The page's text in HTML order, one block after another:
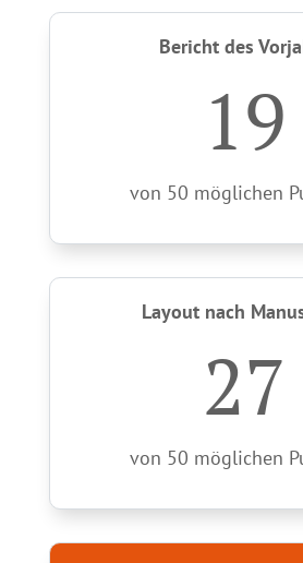
Bericht des
19
von 50 möglichen
Layout nach
27
von 50 möglichen